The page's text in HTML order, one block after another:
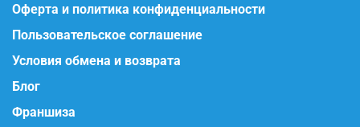
Оферта и политика конфиденциальности
Пользовательское соглашение
Условия обмена и возврата
Блог
Франшиза